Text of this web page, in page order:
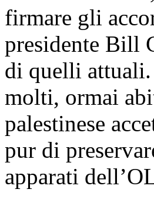
firmare gli
presidente Bill
di quelli attuali.
molti, ormai
palestinese
pur di
apparati